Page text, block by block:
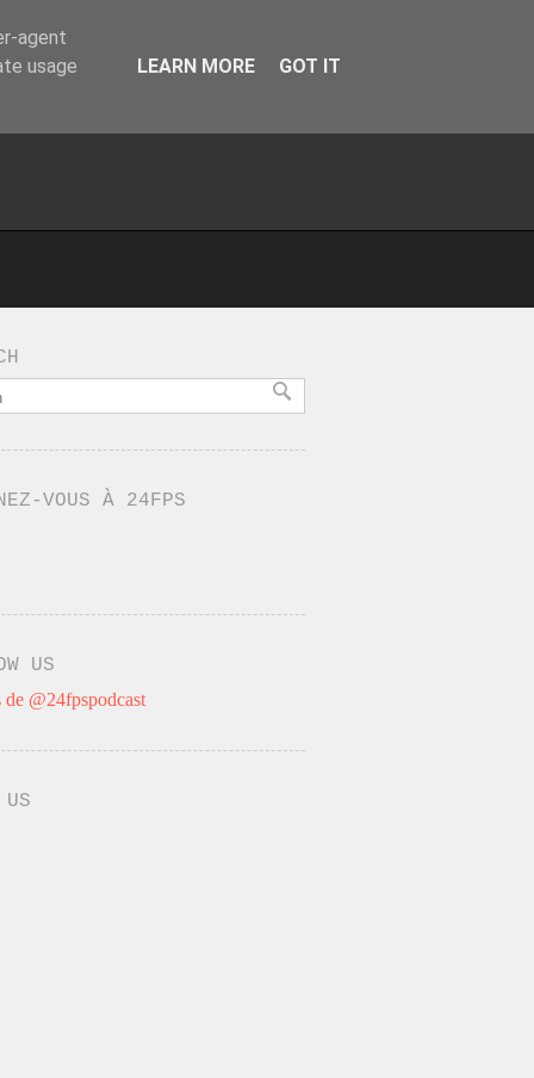
VOUS À 24FPS
US
de @24fpspodcast
agent
usage
LEARN MORE GOT IT